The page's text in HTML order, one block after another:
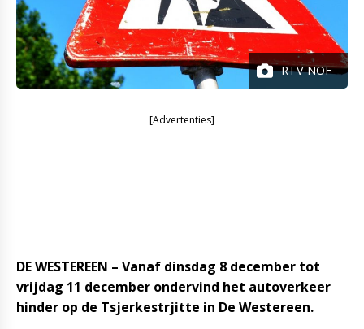
RTV NOF
[Advertenties]
DE WESTEREEN – Vanaf dinsdag 8 december tot
vrijdag 11 december ondervind het autoverkeer
hinder op de Tsjerkestrjitte in De Westereen.